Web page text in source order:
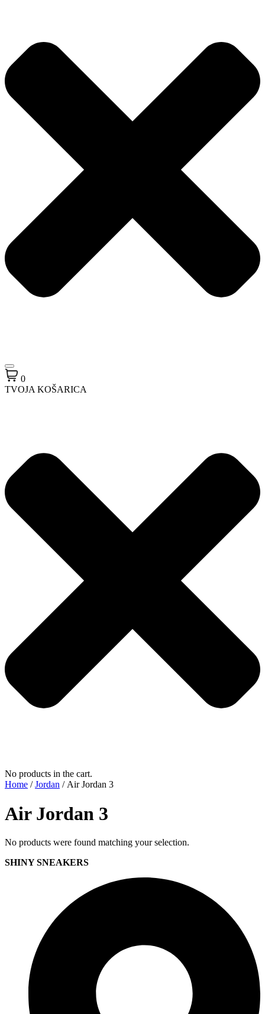
0
TVOJA KOŠARICA
No products in the cart.
Home /Jordan / Air Jordan 3
Air Jordan 3
No products were found matching your selection.
SHINY SNEAKERS